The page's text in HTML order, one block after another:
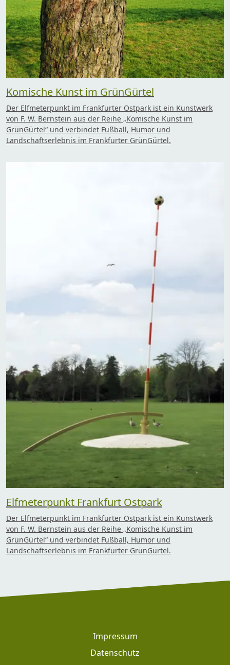
Komische Kunst im GrünGürtel
Der Elfmeterpunkt im Frankfurter Ostpark ist ein Kunstwerk
von F. W. Bernstein aus der Reihe „Komische Kunst im
GrünGürtel“ und verbindet Fußball, Humor und
Landschaftserlebnis im Frankfurter GrünGürtel.
Elfmeterpunkt Frankfurt Ostpark
Der Elfmeterpunkt im Frankfurter Ostpark ist ein Kunstwerk
von F. W. Bernstein aus der Reihe „Komische Kunst im
GrünGürtel“ und verbindet Fußball, Humor und
Landschaftserlebnis im Frankfurter GrünGürtel.
Impressum
Datenschutz